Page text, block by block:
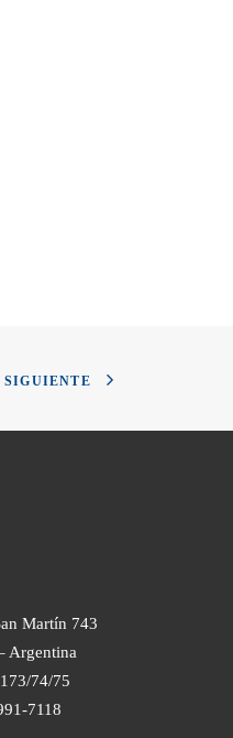
SIGUIENTE
Martín 743
Argentina
74/75
7118